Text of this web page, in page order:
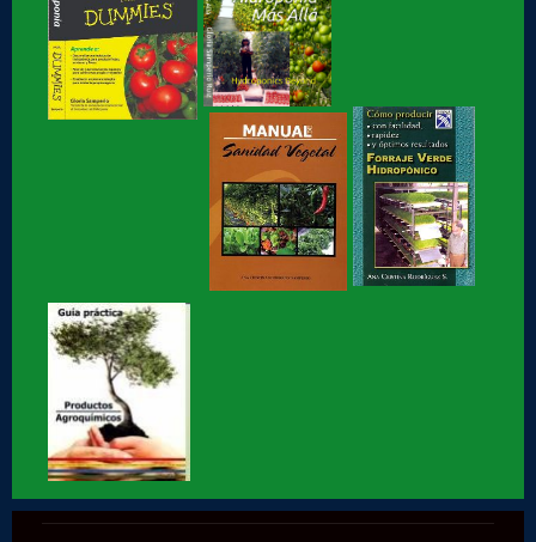
Hidroponia o Hidroponía, como se pronuncia, en
coordinación con la AICH
Hidroponia, Breve Historia de loa Hidroponia, en
coordinacion con la...
Hidroponia, centro tecnológico en Hidroponia
Hidroponia lechugas en la cocina
social
Hidroponia en Factor ciencia